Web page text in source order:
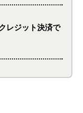
レジット決済で